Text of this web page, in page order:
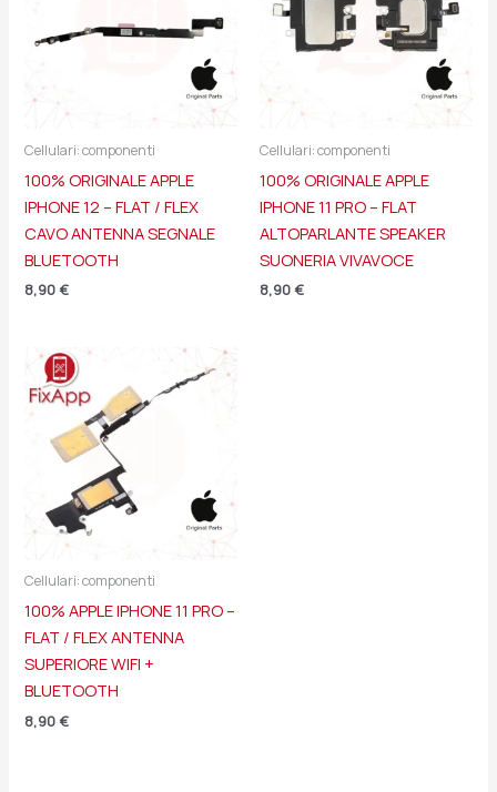
Cellulari: componenti
100% ORIGINALE APPLE
IPHONE 12 – FLAT / FLEX
CAVO ANTENNA SEGNALE
BLUETOOTH
8,90 €
Cellulari: componenti
100% ORIGINALE APPLE
IPHONE 11 PRO – FLAT
ALTOPARLANTE SPEAKER
SUONERIA VIVAVOCE
8,90 €
Cellulari: componenti
100% APPLE IPHONE 11 PRO –
FLAT / FLEX ANTENNA
SUPERIORE WIFI +
BLUETOOTH
8,90 €